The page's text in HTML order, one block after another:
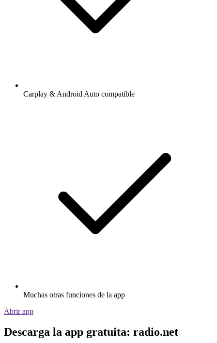
Carplay & Android Auto compatible
Muchas otras funciones de la app
Abrir app
Descarga la app gratuita: radio.net